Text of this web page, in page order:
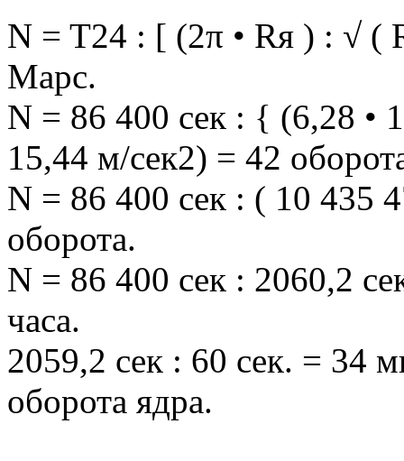
N = T24 : [ (2π • Rя ) : √ (
Марс.
N = 86 400 сек : { (6,28 •
15,44 м/сек2) = 42
N = 86 400 сек : ( 10 435
оборота.
N = 86 400 сек : 2060,2
часа.
2059,2 сек : 60 сек. = 34
оборота ядра.